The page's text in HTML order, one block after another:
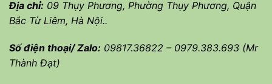
Địa chỉ: 09 Thụy Phương, Phường Thụy Phương, Quận
Bắc Từ Liêm, Hà Nội..
Số điện thoại/ Zalo: 09817.36822 – 0979.383.693 (Mr
Thành Đạt)